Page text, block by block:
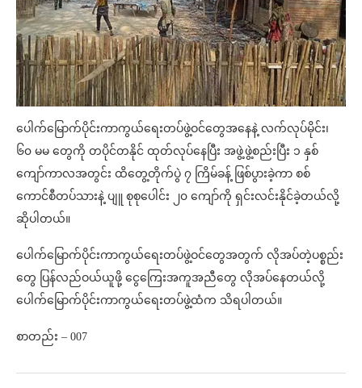
ပေါက်မြောက်ပိုင်းကာကွယ်ရေးတပ်ဖွဲ့ဝင်တွေအနေနဲ့ လက်လုပ်မိုင်း၊
၆၀ မမ တွေကို တပိုင်တနိုင် ထုတ်လုပ်နေပြီး အဖွဲ့ဖွဲ့စည်းပြီး ၁ နှစ်
ကျော်ကာလအတွင်း ထိတွေ့တိုက်ပွဲ ၇ ကြိမ်ခန့် ဖြစ်ပွားခဲ့ကာ စစ်
ကောင်စီတပ်သားနဲ့ ပျူ စုစုပေါင်း ၂၀ ကျော်ကို ရှင်းလင်းနိုင်ခဲ့တယ်လို့
ဆိုပါတယ်။
ပေါက်မြောက်ပိုင်းကာကွယ်ရေးတပ်ဖွဲ့ဝင်တွေအတွက် လိုအပ်တဲ့ပစ္စည်း
တွေ ပြန်လည်ဝယ်ယူဖို့ ငွေကြေးအကူအညီတွေ လိုအပ်နေတယ်လို့
ပေါက်မြောက်ပိုင်းကာကွယ်ရေးတပ်ဖွဲ့ထံက သိရပါတယ်။
စာတည်း – 007